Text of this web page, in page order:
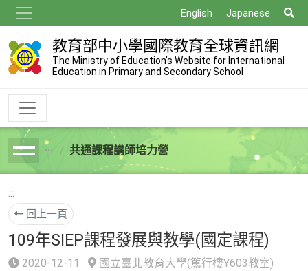
到
主
要
內
English Japanese
尋
教育部中小學國際教育全球資訊網
The Ministry of Education's Website for International
Education in Primary and Secondary School
breadcrumb共通課程講師培力營
:::
回上一頁
109年SIEP課程發展與教學(國定課程)
2020-12-11 國立臺北教育大學(篤行樓Y603教室)